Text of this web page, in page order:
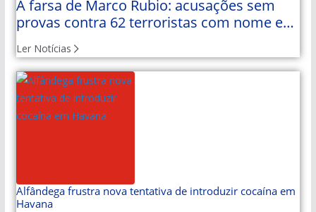
A farsa de Marco Rubio: acusações sem
provas contra 62 terroristas com nome e
Ler Notícias
Alfândega frustra nova tentativa de introduzir cocaína em
Havana